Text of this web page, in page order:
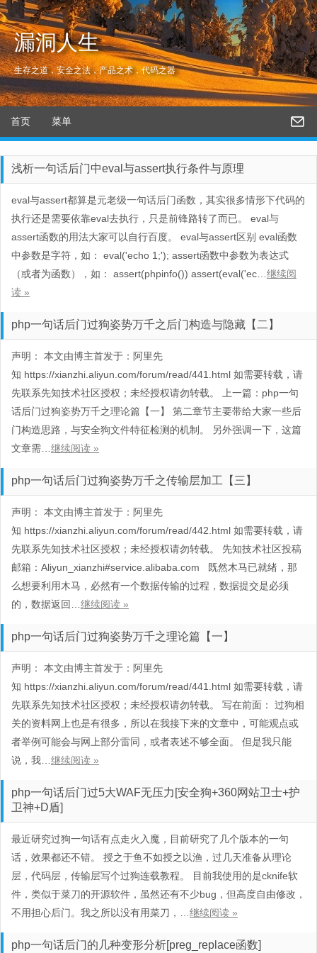
漏洞人生
生存之道，安全之法，产品之术，代码之器
首页 菜单
浅析一句话后门中eval与assert执行条件与原理
eval与assert都算是元老级一句话后门函数，其实很多情形下代码的
执行还是需要依靠eval去执行，只是前锋路转了而已。 eval与
assert函数的用法大家可以自行百度。 eval与assert区别 eval函数
中参数是字符，如： eval('echo 1;'); assert函数中参数为表达式
（或者为函数），如： assert(phpinfo()) assert(eval('ec… 继续阅
读 »
php一句话后门过狗姿势万千之后门构造与隐藏【二】
声明： 本文由博主首发于：阿里先
知 https://xianzhi.aliyun.com/forum/read/441.html 如需要转载，请
先联系先知技术社区授权；未经授权请勿转载。 上一篇：php一句
话后门过狗姿势万千之理论篇【一】 第二章节主要带给大家一些后
门构造思路，与安全狗文件特征检测的机制。 另外强调一下，这篇
文章需… 继续阅读 »
php一句话后门过狗姿势万千之传输层加工【三】
声明： 本文由博主首发于：阿里先
知 https://xianzhi.aliyun.com/forum/read/442.html 如需要转载，请
先联系先知技术社区授权；未经授权请勿转载。 先知技术社区投稿
邮箱：Aliyun_xianzhi#service.alibaba.com 既然木马已就绪，那
么想要利用木马，必然有一个数据传输的过程，数据提交是必须
的，数据返回… 继续阅读 »
php一句话后门过狗姿势万千之理论篇【一】
声明： 本文由博主首发于：阿里先
知 https://xianzhi.aliyun.com/forum/read/441.html 如需要转载，请
先联系先知技术社区授权；未经授权请勿转载。 写在前面： 过狗相
关的资料网上也是有很多，所以在我接下来的文章中，可能观点或
者举例可能会与网上部分雷同，或者表述不够全面。 但是我只能
说，我… 继续阅读 »
php一句话后门过5大WAF无压力[安全狗+360网站卫士+护
卫神+D盾]
最近研究过狗一句话有点走火入魔，目前研究了几个版本的一句
话，效果都还不错。 授之于鱼不如授之以渔，过几天准备从理论
层，代码层，传输层写个过狗连载教程。 目前我使用的是cknife软
件，类似于菜刀的开源软件，虽然还有不少bug，但高度自由修改，
不用担心后门。我之所以没有用菜刀，… 继续阅读 »
php一句话后门的几种变形分析[preg_replace函数]